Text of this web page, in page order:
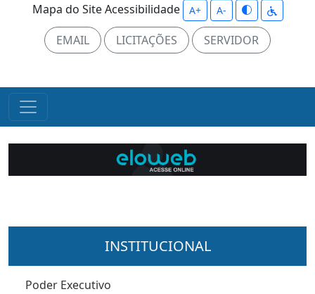
Mapa do SiteAcessibilidade A+ A-
EMAIL LICITAÇÕES SERVIDOR
INSTITUCIONAL
Poder Executivo